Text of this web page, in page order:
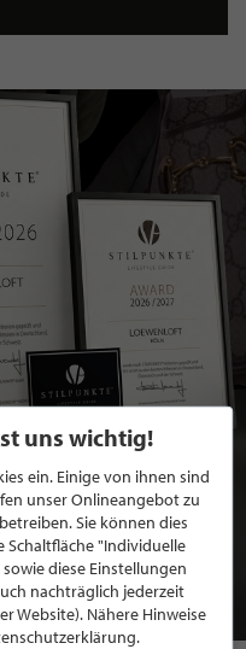
EINE GRATIS
STILPUNKTE®
uns wichtig!
ein. Einige von ihnen sind
unser Onlineangebot zu
Sie können dies
Schaltfläche "Individuelle
diese Einstellungen
nachträglich jederzeit
Website). Nähere Hinweise